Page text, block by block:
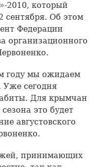
2010, который
сентября. Об этом
Федерации
организационного
году мы ожидаем
Уже сегодня
Для крымчан
это будет
августовского
принимающих